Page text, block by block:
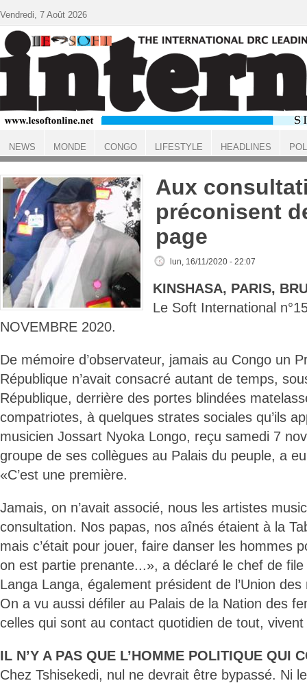
ACCUEIL
Aux
préconisent
page
lun, 16/11/2020 - 22:07
KINSHASA, PARIS,
Le Soft International
NOVEMBRE 2020.
De mémoire d’observateur, jamais au Congo un
République n’avait consacré autant de temps,
République, derrière des portes blindées
compatriotes, à quelques strates sociales qu’ils
musicien Jossart Nyoka Longo, reçu samedi 7
groupe de ses collègues au Palais du peuple, a
«C’est une première.
Jamais, on n’avait associé, nous les artistes
consultation. Nos papas, nos aînés étaient à la
mais c’était pour jouer, faire danser les hommes
on est partie prenante...», a déclaré le chef de file
Langa Langa, également président de l’Union
On a vu aussi défiler au Palais de la Nation des
celles qui sont au contact quotidien de tout,
IL N’Y A PAS QUE L’HOMME POLITIQUE QUI
Chez Tshisekedi, nul ne devrait être bypassé. Ni
Vendredi, 7 Août 2026
NEWS MONDE CONGO LIFESTYLE HEADLINES